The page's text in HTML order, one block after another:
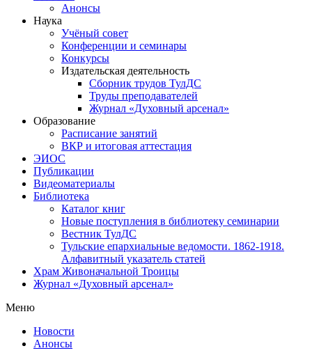
Анонсы
Наука
Учёный совет
Конференции и семинары
Конкурсы
Издательская деятельность
Сборник трудов ТулДС
Труды преподавателей
Журнал «Духовный арсенал»
Образование
Расписание занятий
ВКР и итоговая аттестация
ЭИОС
Публикации
Видеоматериалы
Библиотека
Каталог книг
Новые поступления в библиотеку семинарии
Вестник ТулДС
Тульские епархиальные ведомости. 1862-1918.
Алфавитный указатель статей
Храм Живоначальной Троицы
Журнал «Духовный арсенал»
Меню
Новости
Анонсы